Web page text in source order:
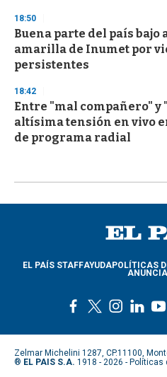
18:50
Buena parte del país
amarilla de Inumet por
persistentes
18:42
Entre "mal compañero" y
altísima tensión en vivo
de programa radial
EL PAÍS STAFFAYUDAPOLÍTICAS
c
e
b
w
i
t
s
t
a
l
n
k
e
y
Zelmar Michelini 1287, CP.11100,
® EL PAIS S.A. 1918 - 2026 - Políticas